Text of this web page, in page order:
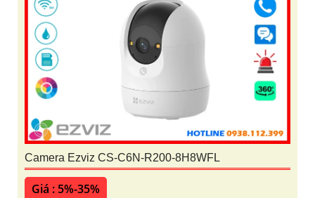
Camera Ezviz CS-C6N-R200-8H8WFL
Giá : 5%-35%